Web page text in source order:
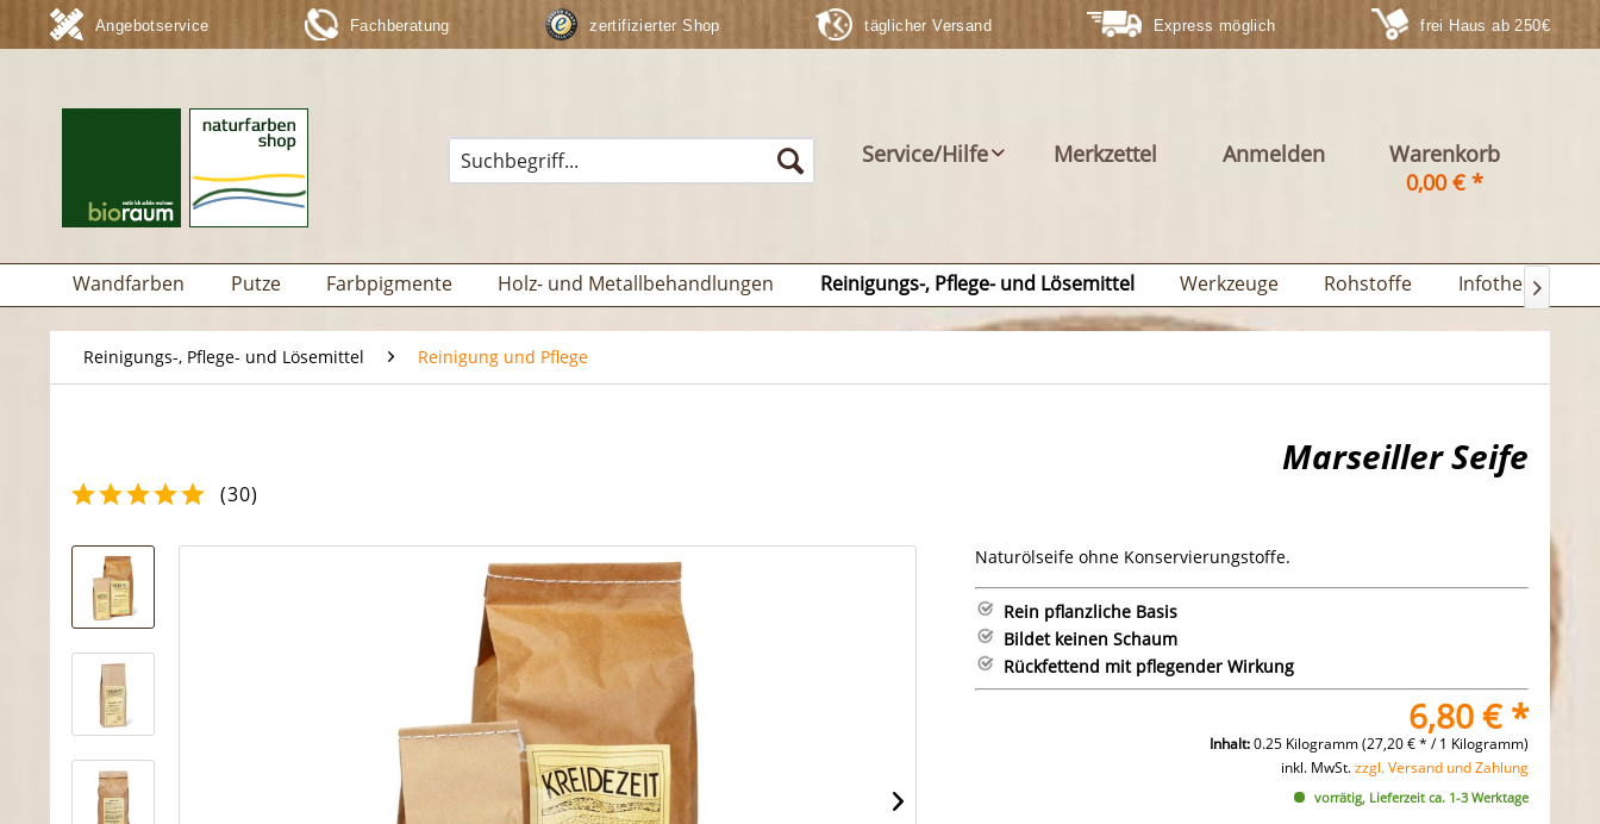
Angebotservice Fachberatung zertifizierter Shop täglicher Versand Express möglich frei Haus ab 250€
Service/Hilfe Merkzettel Anmelden
Warenkorb
0,00 € *
Wandfarben Putze Farbpigmente Holz- und Metallbehandlungen Reinigungs-, Pflege- und Lösemittel Werkzeuge Rohstoffe Infothek 
Reinigungs-, Pflege- und Lösemittel Reinigung und Pflege
Marseiller Seife
(30)
Naturölseife ohne Konservierungstoffe.
Rein pflanzliche Basis
Bildet keinen Schaum
Rückfettend mit pflegender Wirkung
6,80 € *
Inhalt:0.25 Kilogramm (27,20 € * / 1 Kilogramm)
inkl. MwSt.zzgl. Versand und Zahlung
vorrätig, Lieferzeit ca. 1-3 Werktage